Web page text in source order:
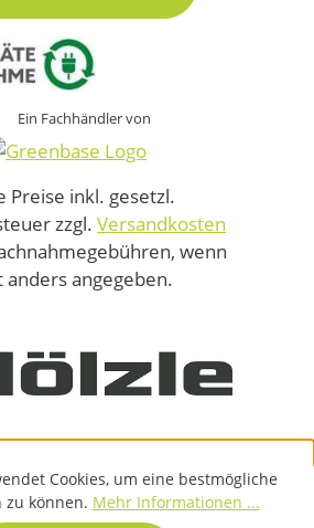
Ein Fachhändler von
Preise inkl. gesetzl.
zzgl. Versandkosten
wenn
anders angegeben.
Cookies, um eine bestmögliche
können. Mehr Informationen ...